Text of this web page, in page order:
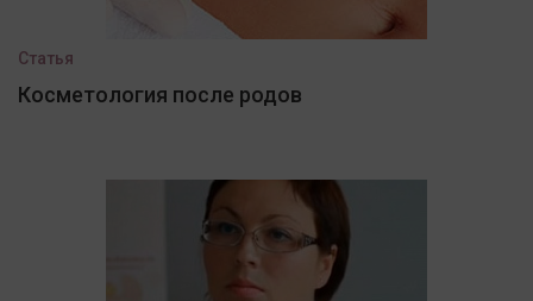
Статья
Косметология после родов